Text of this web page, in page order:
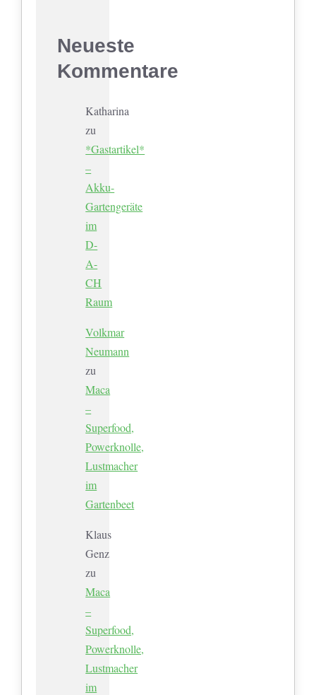
Neueste
Kommentare
Katharina
zu
*Gastartikel*
–
Akku-
Gartengeräte
im
D-
A-
CH
Raum
Volkmar
Neumann
zu
Maca
–
Superfood,
Powerknolle,
Lustmacher
im
Gartenbeet
Klaus
Genz
zu
Maca
–
Superfood,
Powerknolle,
Lustmacher
im